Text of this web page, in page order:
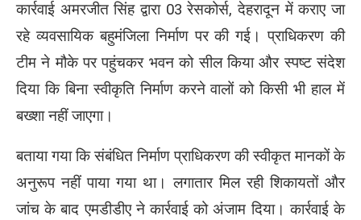
कार्रवाई अमरजीत सिंह द्वारा 03 रेसकोर्स, देहरादून में कराए जा
रहे व्यवसायिक बहुमंजिला निर्माण पर की गई। प्राधिकरण की
टीम ने मौके पर पहुंचकर भवन को सील किया और स्पष्ट संदेश
दिया कि बिना स्वीकृति निर्माण करने वालों को किसी भी हाल में
बख्शा नहीं जाएगा।
बताया गया कि संबंधित निर्माण प्राधिकरण की स्वीकृत मानकों के
अनुरूप नहीं पाया गया था। लगातार मिल रही शिकायतों और
जांच के बाद एमडीडीए ने कार्रवाई को अंजाम दिया। कार्रवाई के